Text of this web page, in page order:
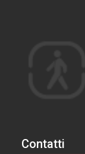
Contatti